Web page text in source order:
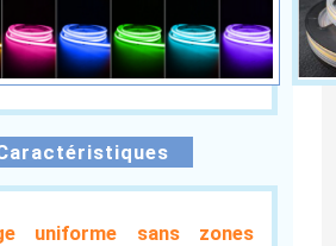
de LED
de module de LED
de LED
uniforme sans zones